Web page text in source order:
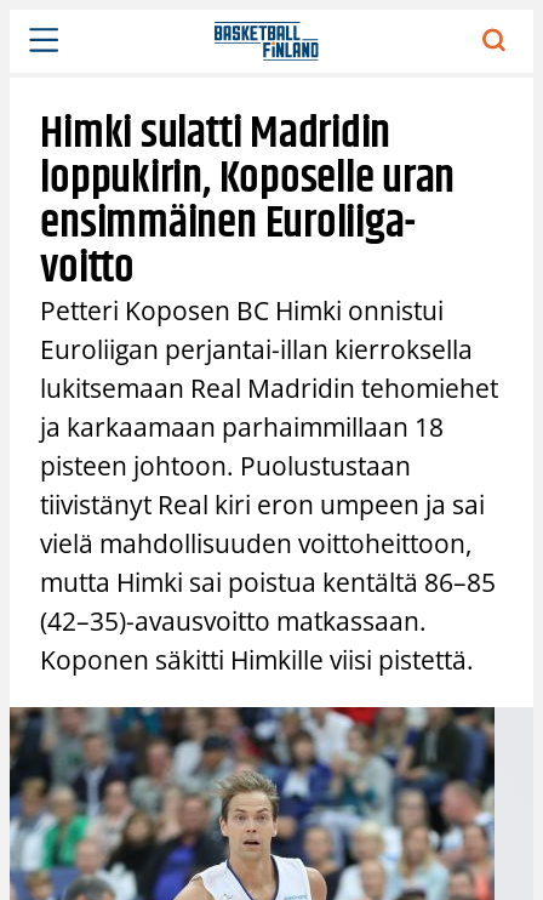
Siirry
sisältöön
Himki sulatti Madridin
loppukirin, Koposelle uran
ensimmäinen Euroliiga-
voitto
Petteri Koposen BC Himki onnistui
Euroliigan perjantai-illan kierroksella
lukitsemaan Real Madridin tehomiehet
ja karkaamaan parhaimmillaan 18
pisteen johtoon. Puolustustaan
tiivistänyt Real kiri eron umpeen ja sai
vielä mahdollisuuden voittoheittoon,
mutta Himki sai poistua kentältä 86–85
(42–35)-avausvoitto matkassaan.
Koponen säkitti Himkille viisi pistettä.